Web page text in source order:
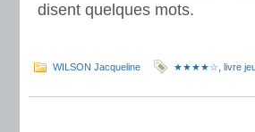
disent quelques mots.
WILSON Jacqueline ★★★★☆ livre